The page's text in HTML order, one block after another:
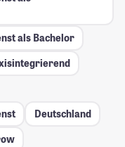
als Bachelor
Deutschland